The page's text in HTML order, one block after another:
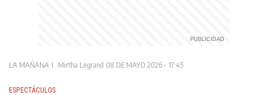
LA MAÑANA Mirtha Legrand 08 DE MAYO 2026 - 17:45
ESPECTÁCULOS